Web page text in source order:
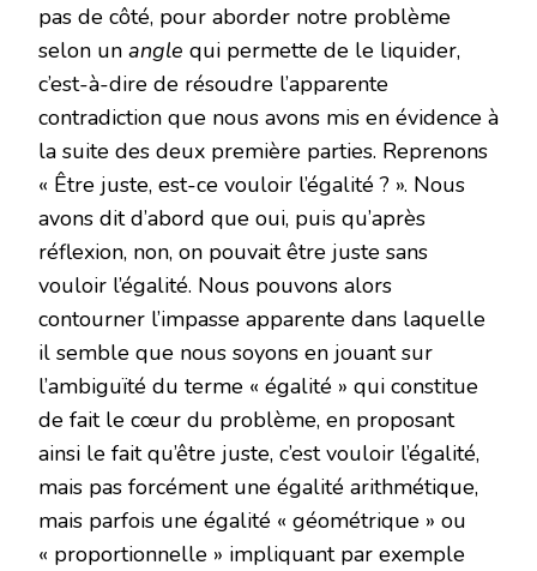
pas de côté, pour aborder notre problème
selon un angle qui permette de le liquider,
c’est-à-dire de résoudre l’apparente
contradiction que nous avons mis en évidence à
la suite des deux première parties. Reprenons
« Être juste, est-ce vouloir l’égalité ? ». Nous
avons dit d’abord que oui, puis qu’après
réflexion, non, on pouvait être juste sans
vouloir l’égalité. Nous pouvons alors
contourner l’impasse apparente dans laquelle
il semble que nous soyons en jouant sur
l’ambiguïté du terme « égalité » qui constitue
de fait le cœur du problème, en proposant
ainsi le fait qu’être juste, c’est vouloir l’égalité,
mais pas forcément une égalité arithmétique,
mais parfois une égalité « géométrique » ou
« proportionnelle » impliquant par exemple